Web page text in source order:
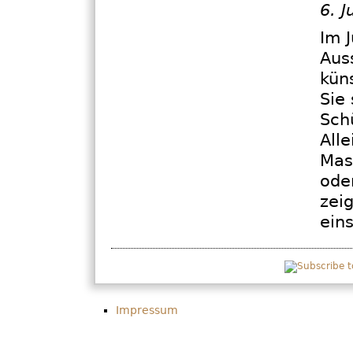
6.
Im
Sie
Impressum